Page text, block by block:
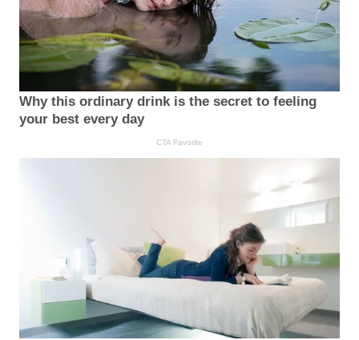
Why this ordinary drink is the secret to feeling
your best every day
CTA Favorite